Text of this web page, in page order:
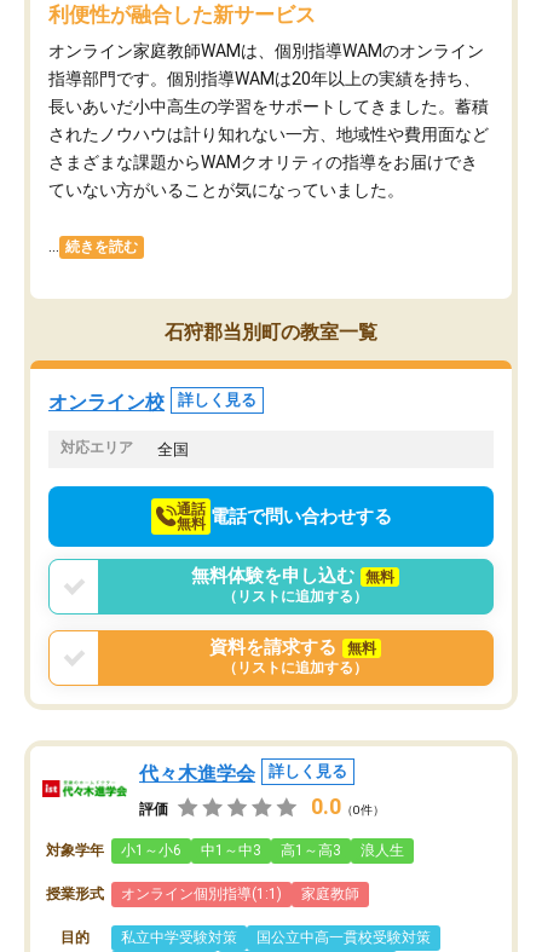
利便性が融合した新サービス
オンライン家庭教師WAMは、個別指導WAMのオンライン
指導部門です。個別指導WAMは20年以上の実績を持ち、
長いあいだ小中高生の学習をサポートしてきました。蓄積
されたノウハウは計り知れない一方、地域性や費用面など
さまざまな課題からWAMクオリティの指導をお届けでき
ていない方がいることが気になっていました。
続きを読む
石狩郡当別町の教室一覧
オンライン校 詳しく見る
対応エリア 全国
通話
無料 電話で問い合わせする
無料体験を申し込む
無料
（リストに追加する）
資料を請求する
無料
（リストに追加する）
代々木進学会 詳しく見る
評価 0.0 （0件）
対象学年 小1～小6 中1～中3 高1～高3 浪人生
授業形式 オンライン個別指導(1:1) 家庭教師
目的 私立中学受験対策
国公立中高一貫校受験対策